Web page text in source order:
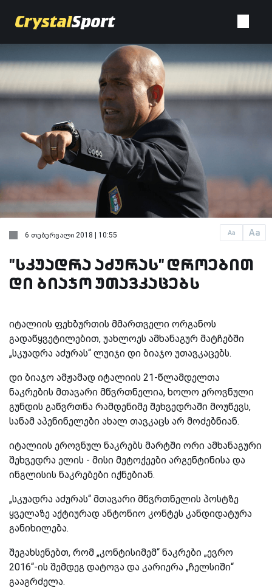
Aa Aa
6 თებერვალი 2018 | 10:55
"სკუადრა აძურას" დროებით
დი ბიაჯო უთავკაცებს
იტალიის ფეხბურთის მმართველი ორგანოს
გადაწყვეტილებით, უახლოეს ამხანაგურ მატჩებში
„სკუადრა აძურას“ ლუიჯი დი ბიაჯო უთავკაცებს.
დი ბიაჯო ამჟამად იტალიის 21-წლამდელთა
ნაკრების მთავარი მწვრთნელია, ხოლო ეროვნული
გუნდის გაწვრთნა რამდენიმე შეხვედრაში მოუწევს,
სანამ აპენინელები ახალ თავკაცს არ მოძებნიან.
იტალიის ეროვნულ ნაკრებს მარტში ორი ამხანაგური
შეხვედრა ელის - მისი მეტოქეები არგენტინისა და
ინგლისის ნაკრებები იქნებიან.
„სკუადრა აძურას“ მთავარი მწვრთნელის პოსტზე
ყველაზე აქტიურად ანტონიო კონტეს კანდიდატურა
განიხილება.
შეგახსენებთ, რომ „კონტისიმემ“ ნაკრები „ევრო
2016“-ის შემდეგ დატოვა და კარიერა „ჩელსიში“
გააგრძელა.